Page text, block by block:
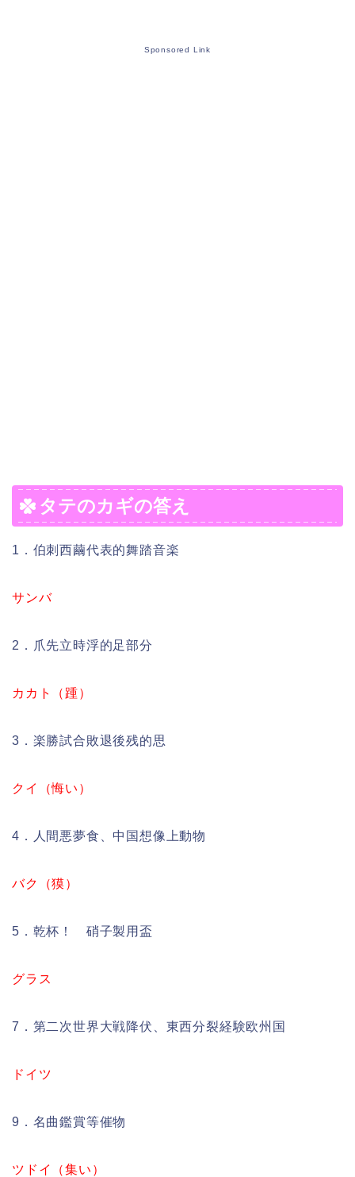
Sponsored Link
タテのカギの答え
1．伯刺西繭代表的舞踏音楽
サンバ
2．爪先立時浮的足部分
カカト（踵）
3．楽勝試合敗退後残的思
クイ（悔い）
4．人間悪夢食、中国想像上動物
バク（獏）
5．乾杯！ 硝子製用盃
グラス
7．第二次世界大戦降伏、東西分裂経験欧州国
ドイツ
9．名曲鑑賞等催物
ツドイ（集い）